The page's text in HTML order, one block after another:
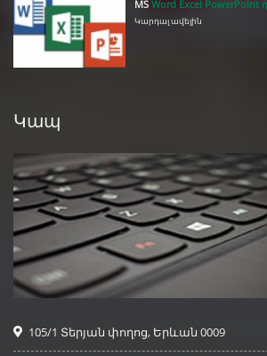
MS Word Excel
Կարդալ ավելին
Կապ
105/1 Տերյան փողոց, Երևան 0009